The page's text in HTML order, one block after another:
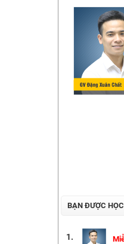
Học
2K6! Lộ
Hot! Lễ
Khuyến
Đồng giá
Khai
BẠN ĐƯỢC
1.